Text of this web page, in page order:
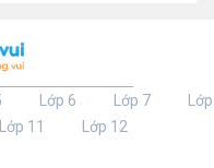
Lớp 6 Lớp 7
Lớp
Lớp 11 Lớp 12